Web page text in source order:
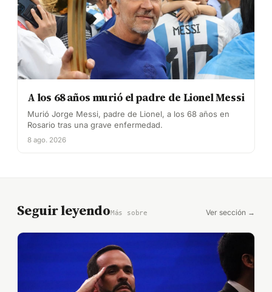
A los 68 años murió el padre de Lionel Messi
Murió Jorge Messi, padre de Lionel, a los 68 años en
Rosario tras una grave enfermedad.
8 ago. 2026
Seguir leyendoMás sobre Ver sección →